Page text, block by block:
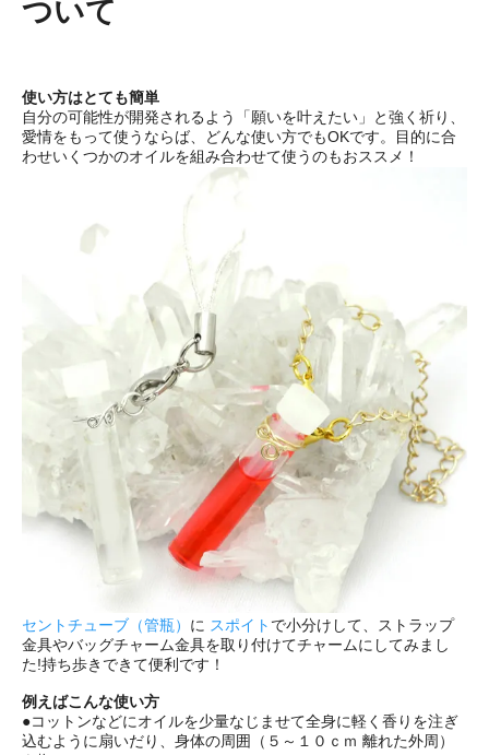
ついて
使い方はとても簡単
自分の可能性が開発されるよう「願いを叶えたい」と強く祈り、
愛情をもって使うならば、どんな使い方でもOKです。目的に合
わせいくつかのオイルを組み合わせて使うのもおススメ！
セントチューブ（管瓶） に スポイト で小分けして、ストラップ
金具やバッグチャーム金具を取り付けてチャームにしてみまし
た!持ち歩きできて便利です！
例えばこんな使い方
●コットンなどにオイルを少量なじませて全身に軽く香りを注ぎ
込むように扇いだり、身体の周囲（５～１０ｃｍ 離れた外周）